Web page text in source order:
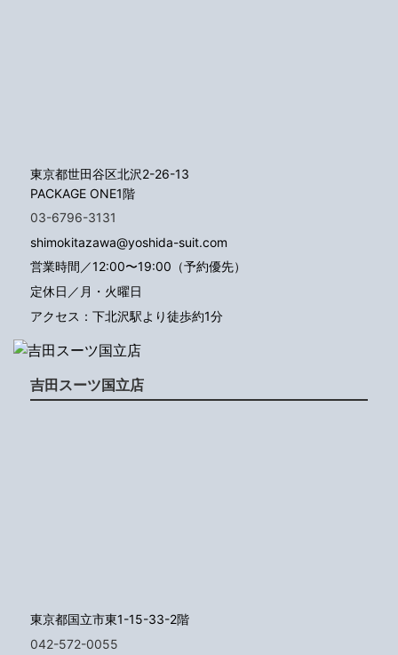
東京都世田谷区北沢2-26-13
PACKAGE ONE1階
03-6796-3131
shimokitazawa@yoshida-suit.com
営業時間／12:00〜19:00（予約優先）
定休日／月・火曜日
アクセス：下北沢駅より徒歩約1分
吉田スーツ国立店
東京都国立市東1-15-33-2階
042-572-0055